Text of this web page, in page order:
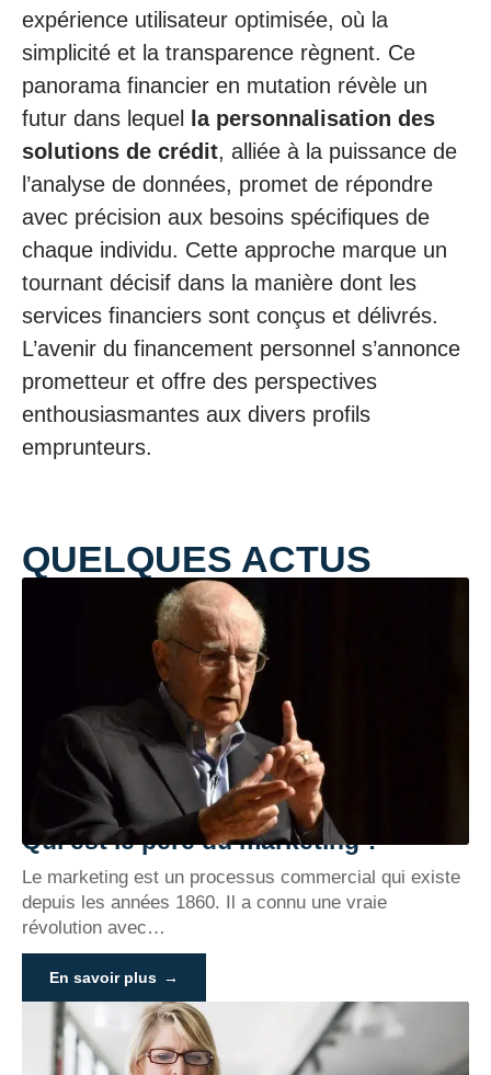
expérience utilisateur optimisée, où la
simplicité et la transparence règnent. Ce
panorama financier en mutation révèle un
futur dans lequel la personnalisation des
solutions de crédit, alliée à la puissance de
l’analyse de données, promet de répondre
avec précision aux besoins spécifiques de
chaque individu. Cette approche marque un
tournant décisif dans la manière dont les
services financiers sont conçus et délivrés.
L’avenir du financement personnel s’annonce
prometteur et offre des perspectives
enthousiasmantes aux divers profils
emprunteurs.
QUELQUES ACTUS
Qui est le père du marketing ?
Le marketing est un processus commercial qui existe
depuis les années 1860. Il a connu une vraie
révolution avec…
En savoir plus